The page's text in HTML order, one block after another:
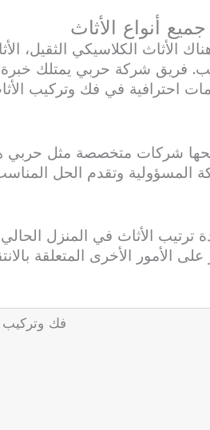
الأثاث الكلاسيكي الثقيل،
شركة حربي يمتلك خبرة
احترافية في فك وتركيب
شركات متخصصة مثل
المسؤولية وتقدم الحل
ترتيب الأثاث في المنزل
الأمور الأخرى المتعلقة